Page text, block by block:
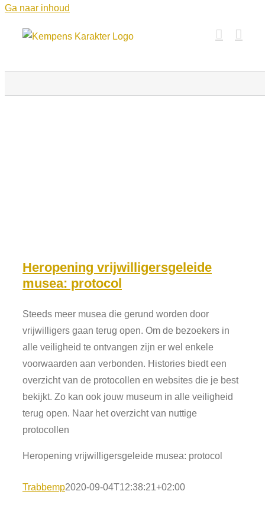
Ga naar inhoud
Heropening vrijwilligersgeleide
musea: protocol
Steeds meer musea die gerund worden door
vrijwilligers gaan terug open. Om de bezoekers in
alle veiligheid te ontvangen zijn er wel enkele
voorwaarden aan verbonden. Histories biedt een
overzicht van de protocollen en websites die je best
bekijkt. Zo kan ook jouw museum in alle veiligheid
terug open. Naar het overzicht van nuttige
protocollen
Heropening vrijwilligersgeleide musea: protocol
Trabbemp2020-09-04T12:38:21+02:00